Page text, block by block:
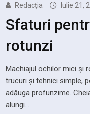
Redacția Iulie 21,
Sfaturi
rotunzi
Machiajul ochilor mici și
trucuri și tehnici simple,
adăuga profunzime.
alungi…